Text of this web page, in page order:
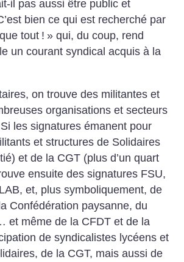
il pas aussi être public et
bien ce qui est recherché par
tout ! » qui, du coup, rend
un courant syndical acquis à la
on trouve des militantes et
organisations et secteurs
les signatures émanent pour
et structures de Solidaires
et de la CGT (plus d’un quart
ensuite des signatures FSU,
et, plus symboliquement, de
Confédération paysanne, du
et même de la CFDT et de la
de syndicalistes lycéens et
de la CGT, mais aussi de